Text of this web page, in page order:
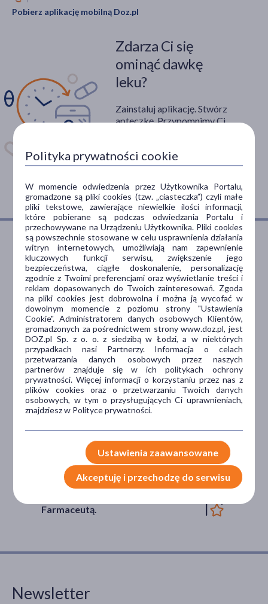
Pobierz aplikację mobilną Doz.pl
Zdarza Ci się
ominąć dawkę
leku?
Zainstaluj aplikację. Stwórz
apteczkę. Przypomnimy Ci
Dostępna w
Dlaczego DOZ.pl
Niższe koszta leczenia
Darmowa dostawa do Apteki
Bezpłatna Infolinia dla
Pacjentów.
Bezpieczeństwo
Encyklopedia leków i ziół
Wsparcie w leczeniu
Farmaceutą.
Newsletter
Polityka prywatności cookie
W momencie odwiedzenia przez Użytkownika Portalu,
gromadzone są pliki cookies (tzw. „ciasteczka”) czyli małe
pliki tekstowe, zawierające niewielkie ilości informacji,
które pobierane są podczas odwiedzania Portalu i
przechowywane na Urządzeniu Użytkownika. Pliki cookies
są powszechnie stosowane w celu usprawnienia działania
witryn internetowych, umożliwiają nam zapewnienie
kluczowych funkcji serwisu, zwiększenie jego
bezpieczeństwa, ciągłe doskonalenie, personalizację
zgodnie z Twoimi preferencjami oraz wyświetlanie treści i
reklam dopasowanych do Twoich zainteresowań. Zgoda
na pliki cookies jest dobrowolna i można ją wycofać w
dowolnym momencie z poziomu strony "Ustawienia
Cookie". Administratorem danych osobowych Klientów,
gromadzonych za pośrednictwem strony www.doz.pl, jest
DOZ.pl Sp. z o. o. z siedzibą w Łodzi, a w niektórych
przypadkach nasi Partnerzy. Informacja o celach
przetwarzania danych osobowych przez naszych
partnerów znajduje się w ich politykach ochrony
prywatności. Więcej informacji o korzystaniu przez nas z
plików cookies oraz o przetwarzaniu Twoich danych
osobowych, w tym o przysługujących Ci uprawnieniach,
znajdziesz w Polityce prywatności.
Ustawienia zaawansowane
Akceptuję i przechodzę do serwisu